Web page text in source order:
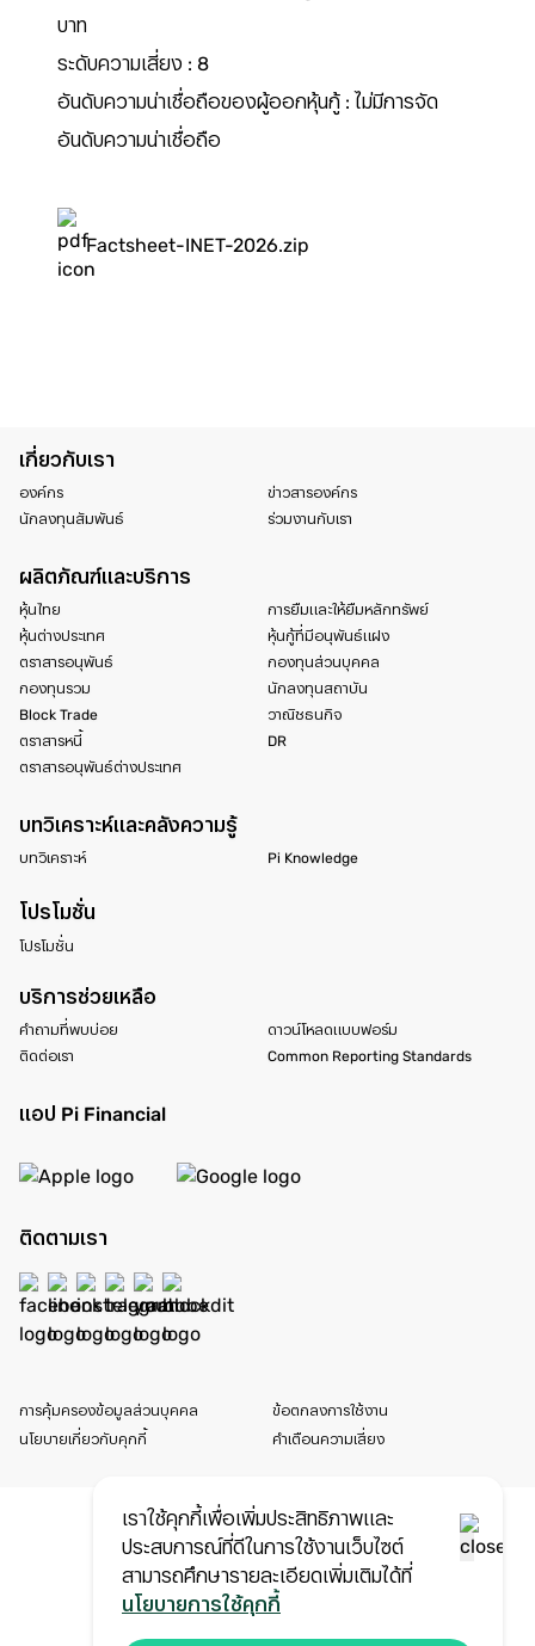
เราใช้คุกกี้เพื่อเพิ่มประสิทธิภาพและ
ประสบการณ์ที่ดีในการใช้งานเว็บไซต์
สามารถศึกษารายละเอียดเพิ่มเติมได้ที่
นโยบายการใช้คุกกี้
บาท
ระดับความเสี่ยง : 8
อันดับความน่าเชื่อถือของผู้ออกหุ้นกู้ : ไม่มีการจัด
อันดับความน่าเชื่อถือ
Factsheet-INET-2026.zip
เกี่ยวกับเรา
องค์กร
นักลงทุนสัมพันธ์
ข่าวสารองค์กร
ร่วมงานกับเรา
ผลิตภัณฑ์และบริการ
หุ้นไทย
หุ้นต่างประเทศ
ตราสารอนุพันธ์
กองทุนรวม
Block Trade
ตราสารหนี้
ตราสารอนุพันธ์ต่างประเทศ
การยืมและให้ยืมหลักทรัพย์
หุ้นกู้ที่มีอนุพันธ์แฝง
กองทุนส่วนบุคคล
นักลงทุนสถาบัน
วาณิชธนกิจ
DR
บทวิเคราะห์และคลังความรู้
บทวิเคราะห์ Pi Knowledge
โปรโมชั่น
โปรโมชั่น
บริการช่วยเหลือ
คำถามที่พบบ่อย
ดาวน์โหลดแบบฟอร์ม
ติดต่อเรา
Common Reporting Standards
แอป Pi Financial
ติดตามเรา
การคุ้มครองข้อมูลส่วนบุคคล
ข้อตกลงการใช้งาน
นโยบายเกี่ยวกับคุกกี้
คำเตือนความเสี่ยง